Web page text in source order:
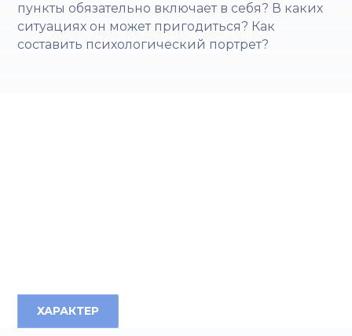
пункты обязательно включает в себя? В каких
ситуациях он может пригодиться? Как
составить психологический портрет?
ХАРАКТЕР